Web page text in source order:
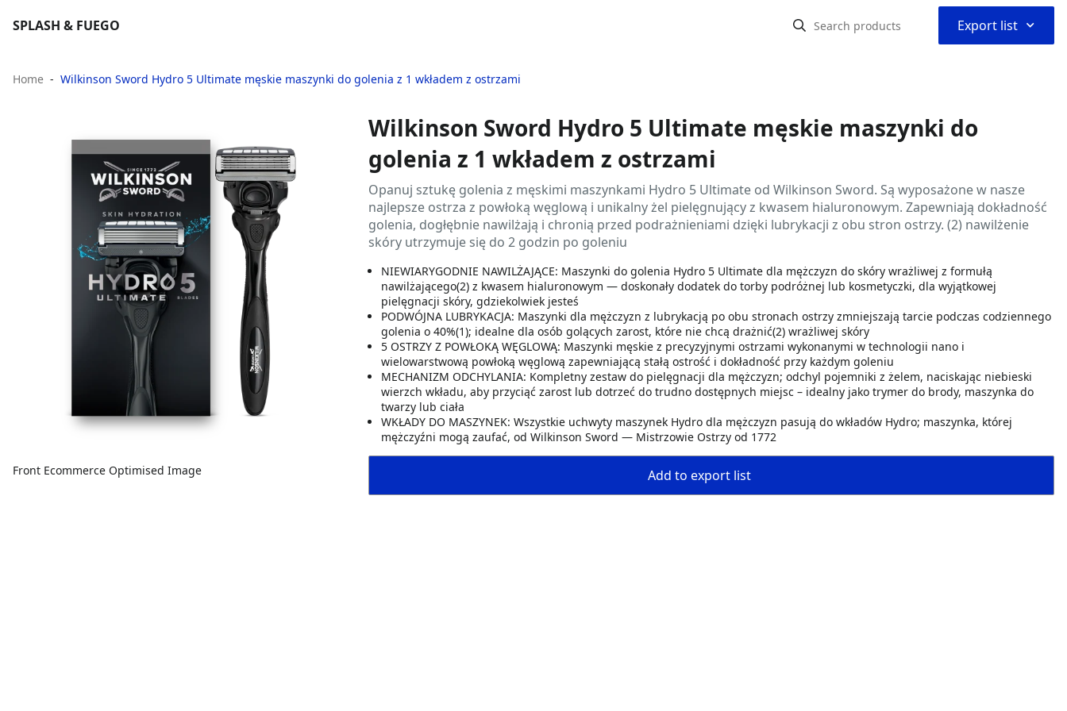
SPLASH & FUEGO Export list ⌃
Home Wilkinson Sword Hydro 5 Ultimate męskie maszynki do golenia z 1 wkładem z ostrzami
Front Ecommerce Optimised Image
Wilkinson Sword Hydro 5 Ultimate męskie maszynki do
golenia z 1 wkładem z ostrzami
Opanuj sztukę golenia z męskimi maszynkami Hydro 5 Ultimate od Wilkinson Sword. Są wyposażone w nasze
najlepsze ostrza z powłoką węglową i unikalny żel pielęgnujący z kwasem hialuronowym. Zapewniają dokładność
golenia, dogłębnie nawilżają i chronią przed podrażnieniami dzięki lubrykacji z obu stron ostrzy. (2) nawilżenie
skóry utrzymuje się do 2 godzin po goleniu
NIEWIARYGODNIE NAWILŻAJĄCE: Maszynki do golenia Hydro 5 Ultimate dla mężczyzn do skóry wrażliwej z formułą
nawilżającego(2) z kwasem hialuronowym — doskonały dodatek do torby podróżnej lub kosmetyczki, dla wyjątkowej
pielęgnacji skóry, gdziekolwiek jesteś
PODWÓJNA LUBRYKACJA: Maszynki dla mężczyzn z lubrykacją po obu stronach ostrzy zmniejszają tarcie podczas codziennego
golenia o 40%(1); idealne dla osób golących zarost, które nie chcą drażnić(2) wrażliwej skóry
5 OSTRZY Z POWŁOKĄ WĘGLOWĄ: Maszynki męskie z precyzyjnymi ostrzami wykonanymi w technologii nano i
wielowarstwową powłoką węglową zapewniającą stałą ostrość i dokładność przy każdym goleniu
MECHANIZM ODCHYLANIA: Kompletny zestaw do pielęgnacji dla mężczyzn; odchyl pojemniki z żelem, naciskając niebieski
wierzch wkładu, aby przyciąć zarost lub dotrzeć do trudno dostępnych miejsc – idealny jako trymer do brody, maszynka do
twarzy lub ciała
WKŁADY DO MASZYNEK: Wszystkie uchwyty maszynek Hydro dla mężczyzn pasują do wkładów Hydro; maszynka, której
mężczyźni mogą zaufać, od Wilkinson Sword — Mistrzowie Ostrzy od 1772
Add to export list